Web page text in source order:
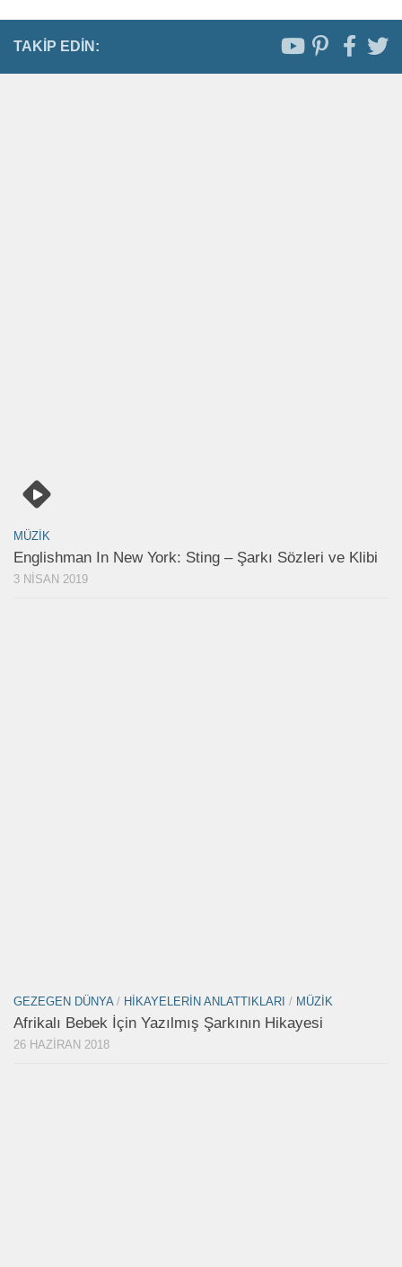
TAKIP EDIN:
MÜZIK
Englishman In New York: Sting – Şarkı Sözleri ve Klibi
3 NISAN 2019
GEZEGEN DÜNYA/ HIKAYELERIN ANLATTIKLARI / MÜZIK
Afrikalı Bebek İçin Yazılmış Şarkının Hikayesi
26 HAZIRAN 2018